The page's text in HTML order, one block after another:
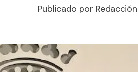
Publicado por Redacción